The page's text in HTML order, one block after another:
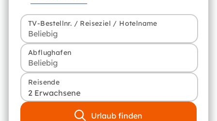
TV-Bestellnr. / Reiseziel / Hotelname
Abflughafen
Reisende
2 Erwachsene
Urlaub finden